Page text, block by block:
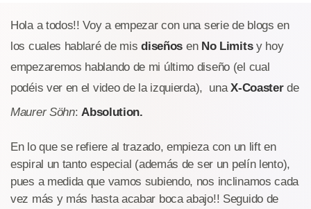
Hola a todos!! Voy a empezar con una serie de blogs en
los cuales hablaré de misdiseños en No Limitsy hoy
empezaremos hablando de mi último diseño (el cual
podéis ver en el video de la izquierda), unaX-Coasterde
Maurer Söhn:Absolution.
En lo que se refiere al trazado, empieza con un lift en
espiral un tanto especial (además de ser un pelín lento),
pues a medida que vamos subiendo, nos inclinamos cada
vez más y más hasta acabar boca abajo!! Seguido de